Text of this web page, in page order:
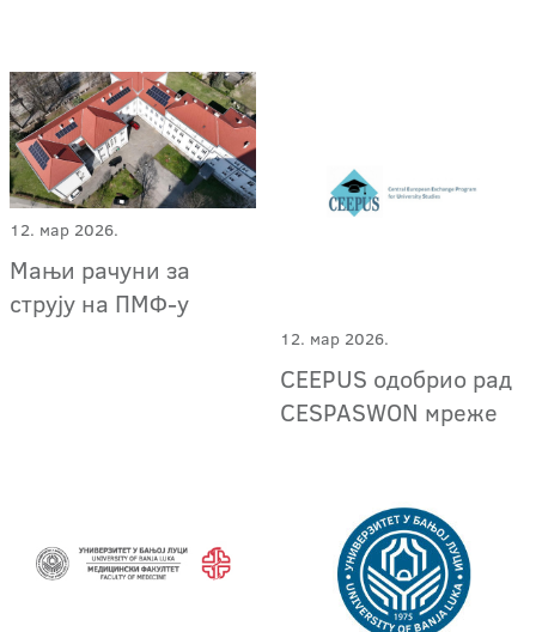
12. мар 2026.
Мањи рачуни за
струју на ПМФ-у
12. мар 2026.
CEEPUS одобрио рад
CESPASWON мреже